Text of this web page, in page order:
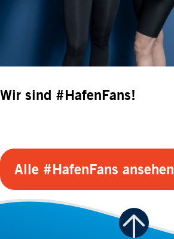
Wir sind #HafenFans!
Alle #HafenFans ansehen